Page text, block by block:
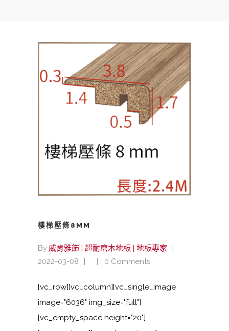
樓梯壓條8MM
By 威肯雅飾 | 超耐磨木地板 | 地板專家
2022-03-08
0 Comments
[vc_row][vc_column][vc_single_image
image="6036" img_size="full"]
[vc_empty_space height="20"]